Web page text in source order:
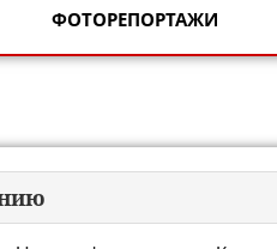
ФОТОРЕПОРТАЖИ